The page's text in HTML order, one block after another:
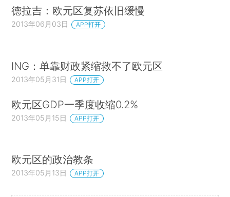
德拉吉：欧元区复苏依旧缓慢
2013年06月03日 APP打开
ING：单靠财政紧缩救不了欧元区
2013年05月31日 APP打开
欧元区GDP一季度收缩0.2%
2013年05月15日 APP打开
欧元区的政治教条
2013年05月13日 APP打开